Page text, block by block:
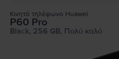
Κινητό τηλέφωνο Huawei
P60 Pro
Black, 256 GB, Πολύ καλό